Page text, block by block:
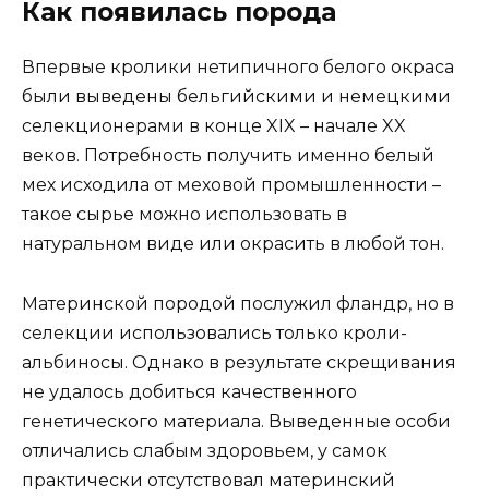
Как появилась порода
Впервые кролики нетипичного белого окраса
были выведены бельгийскими и немецкими
селекционерами в конце XIX – начале XX
веков. Потребность получить именно белый
мех исходила от меховой промышленности –
такое сырье можно использовать в
натуральном виде или окрасить в любой тон.
Материнской породой послужил фландр, но в
селекции использовались только кроли-
альбиносы. Однако в результате скрещивания
не удалось добиться качественного
генетического материала. Выведенные особи
отличались слабым здоровьем, у самок
практически отсутствовал материнский